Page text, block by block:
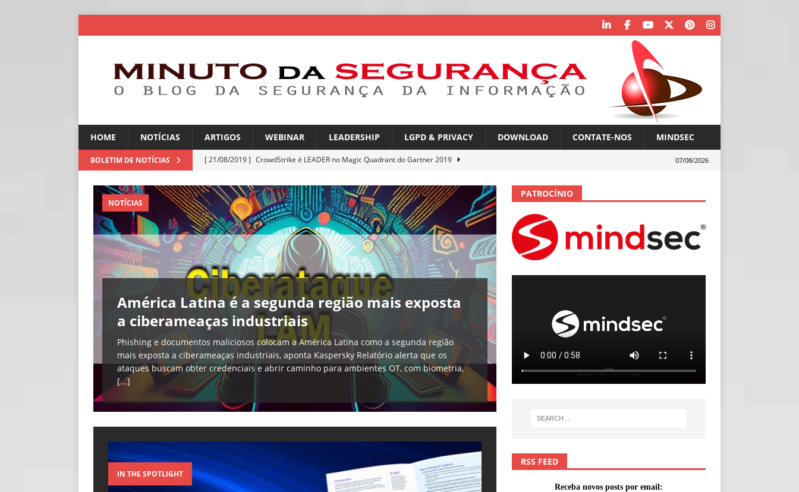
HOME NOTÍCIAS ARTIGOS WEBINAR LEADERSHIP LGPD & PRIVACY DOWNLOAD CONTATE-NOS MINDSEC
BOLETIM DE NOTÍCIAS [ 21/08/2019 ] CrowdStrike é LEADER no Magic Quadrant do Gartner 2019
[ 06/08/2026 ] América Latina é a segunda região mais exposta a ciberameaças
industriais
NOTÍCIAS
[ 06/08/2026 ]
IA amplia desafio de segurança e governança nas redes corporativas
NOTÍCIAS
[ 06/08/2026 ] Falsas promessas de emprego na Meta, Disney, Coca-Cola e Spotify
NOTÍCIAS
[ 06/08/2026 ] Sem guardrails, a autonomia da IA se torna um risco
[ 06/08/2026 ] IA eleva taxa de sucesso de phishing para 54% NOTÍCIAS
07/08/2026
NOTÍCIAS
América Latina é a segunda região mais exposta
a ciberameaças industriais
Phishing e documentos maliciosos colocam a América Latina como a segunda região
mais exposta a ciberameaças industriais, aponta Kaspersky Relatório alerta que os
ataques buscam obter credenciais e abrir caminho para ambientes OT, com biometria,
[...]
IN THE SPOTLIGHT
PATROCÍNIO
RSS FEED
Receba novos posts por email: